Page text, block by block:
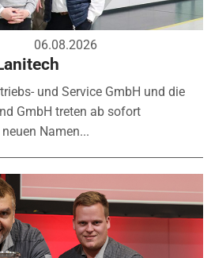
06.08.2026
und Service GmbH und die
GmbH treten ab sofort
Namen...